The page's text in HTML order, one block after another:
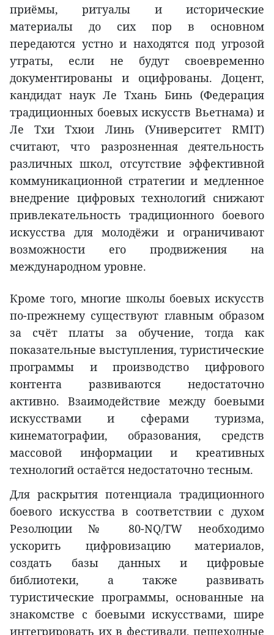
приёмы, ритуалы и исторические
материалы до сих пор в основном
передаются устно и находятся под угрозой
утраты, если не будут своевременно
документированы и оцифрованы. Доцент,
кандидат наук Ле Тхань Бинь (Федерация
традиционных боевых искусств Вьетнама) и
Ле Тхи Тхюи Линь (Университет RMIT)
считают, что разрозненная деятельность
различных школ, отсутствие эффективной
коммуникационной стратегии и медленное
внедрение цифровых технологий снижают
привлекательность традиционного боевого
искусства для молодёжи и ограничивают
возможности его продвижения на
международном уровне.
Кроме того, многие школы боевых искусств
по-прежнему существуют главным образом
за счёт платы за обучение, тогда как
показательные выступления, туристические
программы и производство цифрового
контента развиваются недостаточно
активно. Взаимодействие между боевыми
искусствами и сферами туризма,
кинематографии, образования, средств
массовой информации и креативных
технологий остаётся недостаточно тесным.
Для раскрытия потенциала традиционного
боевого искусства в соответствии с духом
Резолюции № 80-NQ/TW необходимо
ускорить цифровизацию материалов,
создать базы данных и цифровые
библиотеки, а также развивать
туристические программы, основанные на
знакомстве с боевыми искусствами, шире
интегрировать их в фестивали, пешеходные